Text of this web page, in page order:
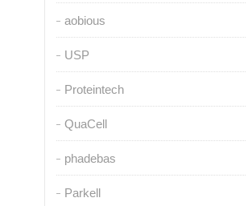
aobious
USP
Proteintech
QuaCell
phadebas
Parkell